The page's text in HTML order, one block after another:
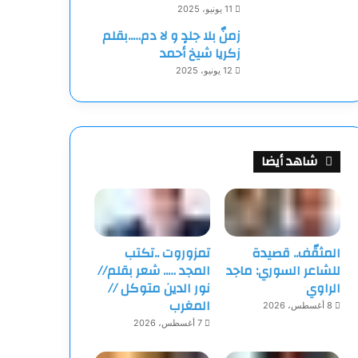
11 يونيو، 2025
زمنٌ بلا جلدٍ و لا دم…..بقلم
زكريا شيخ أحمد
12 يونيو، 2025
شاهد أيضا
المثقّف.. قصيدة
للشاعر السوري: ماجد
الراوي
8 أغسطس، 2026
تمزوروت ..تكتب
المجد ….. شعر بقلم//
نور الدين متوكل //
المغرب
7 أغسطس، 2026